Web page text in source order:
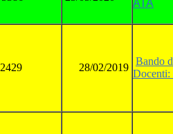
ATA
2429 28/02/2019
Bando
Docenti: